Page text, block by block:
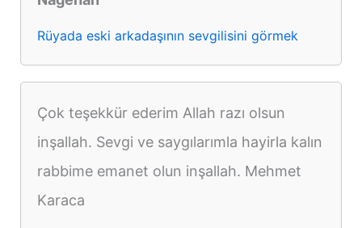
Rüyada eski arkadaşının sevgilisini görmek
Çok teşekkür ederim Allah razı olsun
inşallah. Sevgi ve saygılarımla hayirla kalın
rabbime emanet olun inşallah. Mehmet
Karaca